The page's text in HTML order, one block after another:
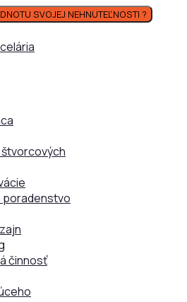
SVOJEJ NEHNUTEĽNOSTI ?
štvorcových
poradenstvo
činnosť